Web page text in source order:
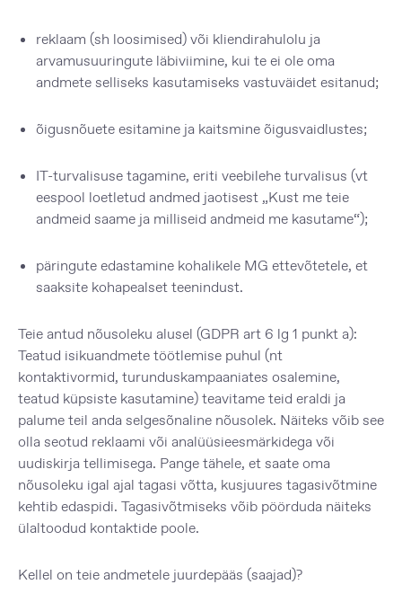
reklaam (sh loosimised) või kliendirahulolu ja
arvamusuuringute läbiviimine, kui te ei ole oma
andmete selliseks kasutamiseks vastuväidet esitanud;
õigusnõuete esitamine ja kaitsmine õigusvaidlustes;
IT-turvalisuse tagamine, eriti veebilehe turvalisus (vt
eespool loetletud andmed jaotisest „Kust me teie
andmeid saame ja milliseid andmeid me kasutame“);
päringute edastamine kohalikele MG ettevõtetele, et
saaksite kohapealset teenindust.
Teie antud nõusoleku alusel (GDPR art 6 lg 1 punkt a):
Teatud isikuandmete töötlemise puhul (nt
kontaktivormid, turunduskampaaniates osalemine,
teatud küpsiste kasutamine) teavitame teid eraldi ja
palume teil anda selgesõnaline nõusolek. Näiteks võib see
olla seotud reklaami või analüüsieesmärkidega või
uudiskirja tellimisega. Pange tähele, et saate oma
nõusoleku igal ajal tagasi võtta, kusjuures tagasivõtmine
kehtib edaspidi. Tagasivõtmiseks võib pöörduda näiteks
ülaltoodud kontaktide poole.
Kellel on teie andmetele juurdepääs (saajad)?